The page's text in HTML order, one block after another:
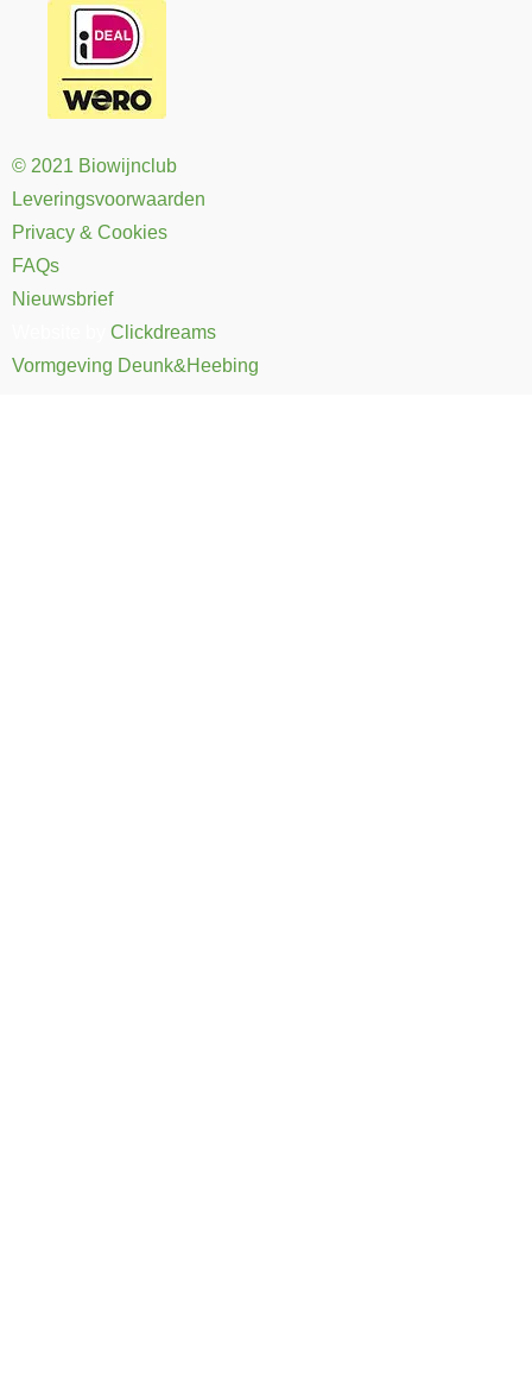
© 2021 Biowijnclub
Leveringsvoorwaarden
Privacy & Cookies
FAQs
Nieuwsbrief
Clickdreams
Vormgeving Deunk&Heebing